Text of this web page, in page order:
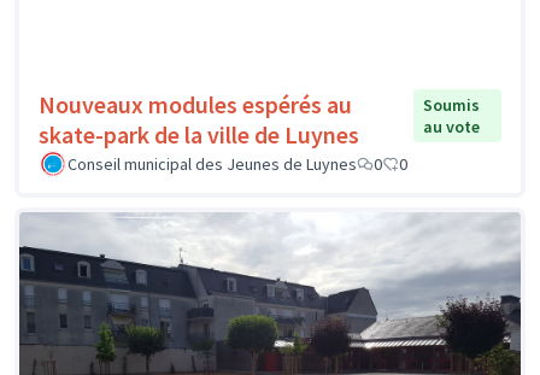
Nouveaux modules espérés au
skate-park de la ville de Luynes
Soumis
au vote
Conseil municipal des Jeunes de Luynes
0 0